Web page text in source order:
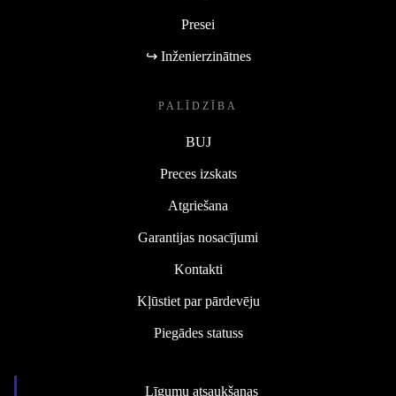
Presei
↪ Inženierzinātnes
PALĪDZĪBA
BUJ
Preces izskats
Atgriešana
Garantijas nosacījumi
Kontakti
Kļūstiet par pārdevēju
Piegādes statuss
Līgumu atsaukšanas